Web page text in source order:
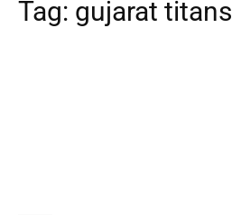
Tag: gujarat titans